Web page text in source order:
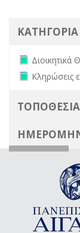
ΚΑΤΗΓΟΡΙΑ
Remove
Διοικητικά
Remove
Κληρώσεις
ΤΟΠΟΘΕΣΙΑ